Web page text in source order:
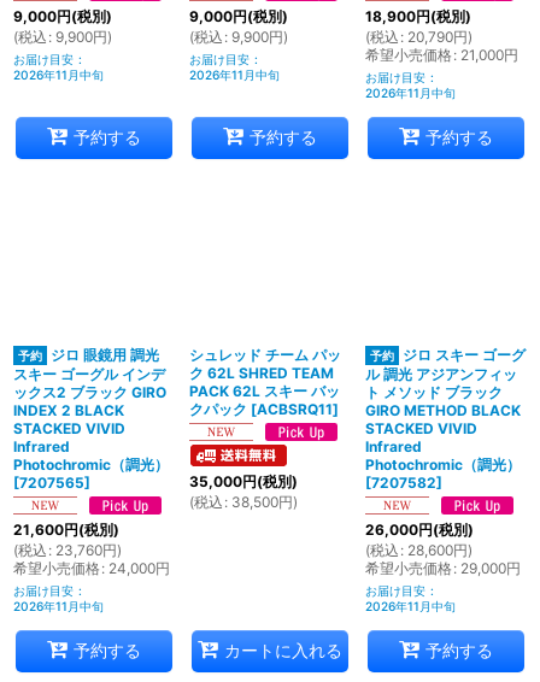
9,000円(税別)
(税込 : 9,900円)
お届け目安 :
2026年11月中旬
予約する
9,000円(税別)
(税込 : 9,900円)
お届け目安 :
2026年11月中旬
予約する
18,900円(税別)
(税込 : 20,790円)
希望小売価格: 21,000円
お届け目安 :
2026年11月中旬
予約する
ジロ 眼鏡用 調光
スキー ゴーグル インデ
ックス2 ブラック GIRO
INDEX 2 BLACK
STACKED VIVID
Infrared
Photochromic（調光）
[7207565]
21,600円(税別)
(税込 : 23,760円)
希望小売価格: 24,000円
お届け目安 :
2026年11月中旬
予約する
シュレッド チーム パッ
ク 62L SHRED TEAM
PACK 62L スキー バッ
クパック [ACBSRQ11]
35,000円(税別)
(税込 : 38,500円)
カートに入れる
ジロ スキー ゴーグ
ル 調光 アジアンフィッ
ト メソッド ブラック
GIRO METHOD BLACK
STACKED VIVID
Infrared
Photochromic（調光）
[7207582]
26,000円(税別)
(税込 : 28,600円)
希望小売価格: 29,000円
お届け目安 :
2026年11月中旬
予約する